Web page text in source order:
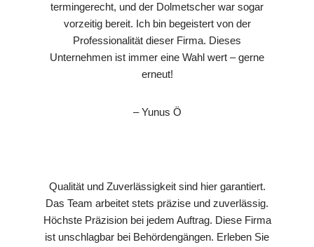
termingerecht, und der Dolmetscher war sogar
vorzeitig bereit. Ich bin begeistert von der
Professionalität dieser Firma. Dieses
Unternehmen ist immer eine Wahl wert – gerne
erneut!
– Yunus Ö
Qualität und Zuverlässigkeit sind hier garantiert.
Das Team arbeitet stets präzise und zuverlässig.
Höchste Präzision bei jedem Auftrag. Diese Firma
ist unschlagbar bei Behördengängen. Erleben Sie